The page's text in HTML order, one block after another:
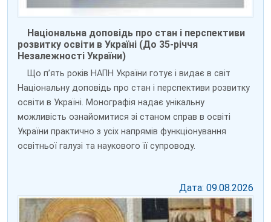
Національна доповідь про стан і перспективи
розвитку освіти в Україні (До 35-річчя
Незалежності України)
Що п’ять років НАПН України готує і видає в світ
Національну доповідь про стан і перспективи розвитку
освіти в Україні. Монографія надає унікальну
можливість ознайомитися зі станом справ в освіті
України практично з усіх напрямів функціонування
освітньої галузі та наукового її супроводу.
Дата: 09.08.2026